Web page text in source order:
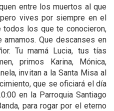
entre los muertos al que
vives por siempre en el
los que te conocieron,
Que descanses en
Tu mamá Lucia, tus tías
primos Karina, Mónica,
invitan a la Santa Misa al
que se oficiará el día
en la Parroquia Santiago
para rogar por el eterno